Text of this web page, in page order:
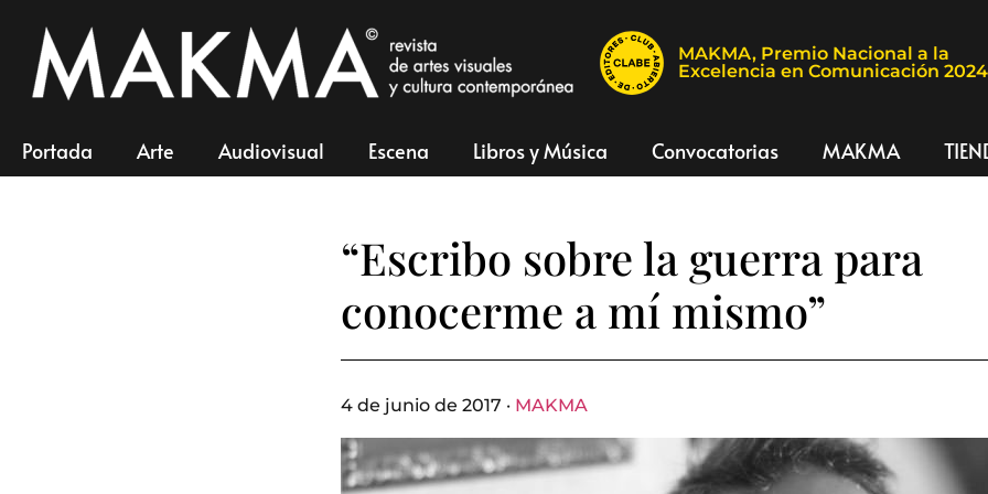
MAKMA, Premio Nacional a la
Excelencia en Comunicación 2024
Portada Arte Audiovisual Escena Libros y Música Convocatorias MAKMA
“Escribo sobre la guerra para
conocerme a mí mismo”
4 de junio de 2017 · MAKMA